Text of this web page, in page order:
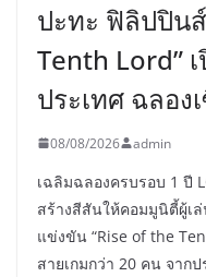
ปะทะ ฟิลิปปิน
Tenth Lord”
ประเทศ ฉลอง
08/08/2026 admin
เฉลิมฉลองครบรอบ 1 ปี
สร้างสีสันให้คอมมูนิตี้ผู้เล่
แข่งขัน “Rise of the
สายเกมกว่า 20 คน จาก